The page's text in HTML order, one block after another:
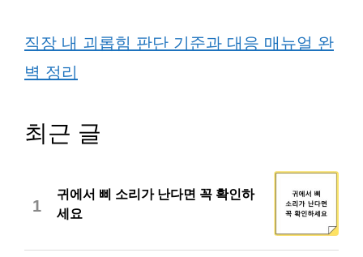
직장 내 괴롭힘 판단 기준과 대응 매뉴얼 완
벽 정리
최근 글
1
귀에서 삐 소리가 난다면 꼭 확인하
세요